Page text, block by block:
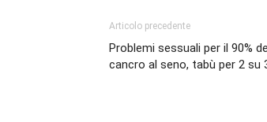
Articolo precedente
Problemi sessuali per il 90%
cancro al seno, tabù per 2 su